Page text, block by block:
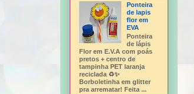
Ponteira
de lapis
flor em
EVA
Ponteira
de lápis
Flor em E.V.A com poás
pretos + centro de
tampinha PET laranja
reciclada ♻️✨
Borboletinha em glitter
pra arrematar! Feita ...